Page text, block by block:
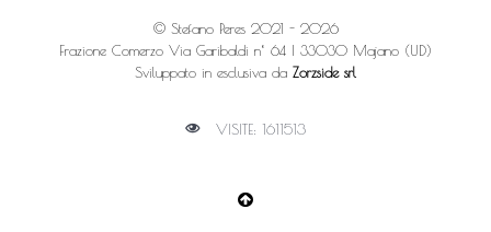
© Stefano Peres 2021 - 2026
Frazione Comerzo Via Garibaldi n° 64 | 33030 Majano (UD)
Sviluppato in esclusiva da Zorzside srl
VISITE: 1611513